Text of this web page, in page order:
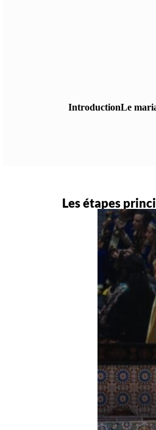
IntroductionLe
Les étapes